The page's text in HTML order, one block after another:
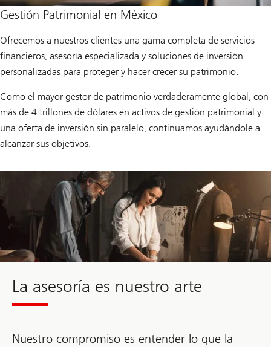
Gestión Patrimonial en México
Ofrecemos a nuestros clientes una gama completa de servicios
financieros, asesoría especializada y soluciones de inversión
personalizadas para proteger y hacer crecer su patrimonio.
Como el mayor gestor de patrimonio verdaderamente global, con
más de 4 trillones de dólares en activos de gestión patrimonial y
una oferta de inversión sin paralelo, continuamos ayudándole a
alcanzar sus objetivos.
La asesoría es nuestro arte
Nuestro compromiso es entender lo que la